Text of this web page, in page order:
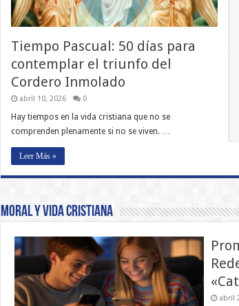
Tiempo Pascual: 50 días para
contemplar el triunfo del
Cordero Inmolado
abril 10, 2026 0
Hay tiempos en la vida cristiana que no se
comprenden plenamente si no se viven. …
Leer Más »
Moral y Vida Cristiana
abril